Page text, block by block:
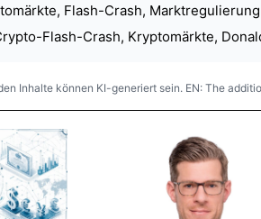
Flash-Crash,
Flash-Crash, Kryptomärkte,
Inhalte können KI-generiert sein. EN: The